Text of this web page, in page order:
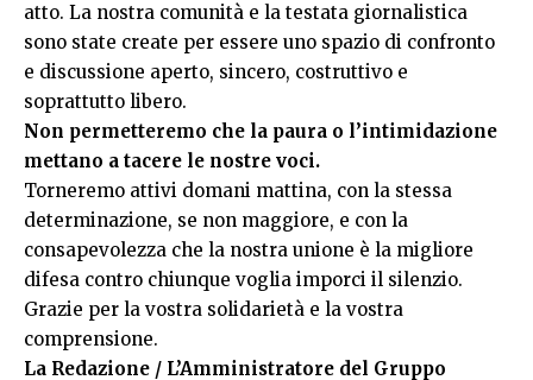
atto. La nostra comunità e la testata giornalistica
sono state create per essere uno spazio di confronto
e discussione aperto, sincero, costruttivo e
soprattutto libero.
Non permetteremo che la paura o l’intimidazione
mettano a tacere le nostre voci.
Torneremo attivi domani mattina, con la stessa
determinazione, se non maggiore, e con la
consapevolezza che la nostra unione è la migliore
difesa contro chiunque voglia imporci il silenzio.
Grazie per la vostra solidarietà e la vostra
comprensione.
La Redazione / L’Amministratore del Gruppo